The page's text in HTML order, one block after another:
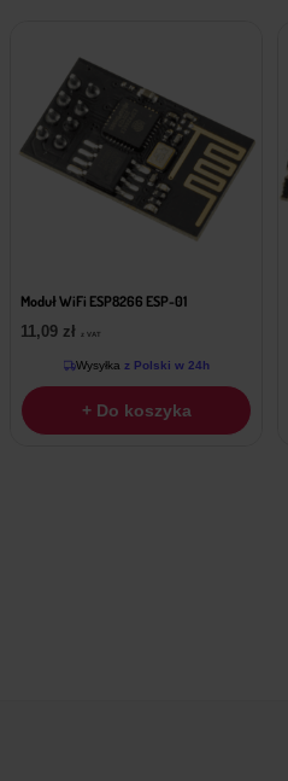
Moduł WiFi ESP8266 ESP-01
11,09 zł z VAT
Wysyłka z Polski w 24h
+ Do koszyka